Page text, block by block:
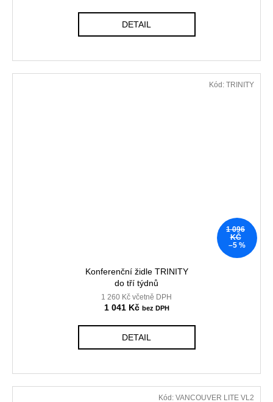
DETAIL
1 096
KČ
–5 %
Konferenční židle TRINITY
do tří týdnů
1 260 Kč včetně DPH
1 041 Kč
DETAIL
Kód: TRINITY
Kód: VANCOUVER LITE VL2